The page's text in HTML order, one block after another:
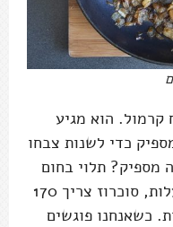
הוא מגיע
כדי לשנות צבחו
מספיק? תלוי בחום
הסוכר – גלוקוזה צריכה 150 מעלות, סוכרוז צריך 170
צריך 105 מעלות. כשאנחנו פוגשים